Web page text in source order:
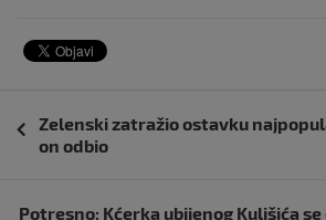
objava
Zelenski zatražio ostavku
on odbio
Potresno: Kćerka ubijenog Kulišića